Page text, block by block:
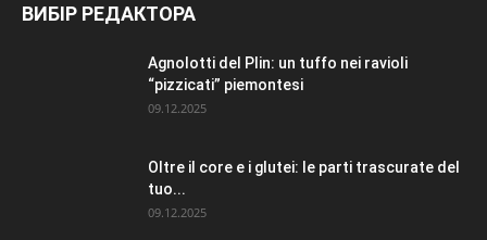
ВИБІР РЕДАКТОРА
Agnolotti del Plin: un tuffo nei ravioli
“pizzicati” piemontesi
09.12.2025
Oltre il core e i glutei: le parti trascurate del
tuo...
09.12.2025